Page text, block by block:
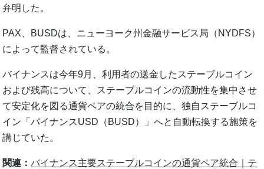
弁明した。
PAX、BUSDは、ニューヨーク州金融サービス局（NYDFS）
によって監督されている。
バイナンスは今年9月、利用者の送金したステーブルコイン
および残高について、ステーブルコインの流動性を集中させ
て安定化を図る通貨ペアの統合を目的に、独自ステーブルコ
イン「バイナンスUSD（BUSD）」へと自動転換する施策を
講じていた。
関連：バイナンス主要ステーブルコインの通貨ペア統合｜テ